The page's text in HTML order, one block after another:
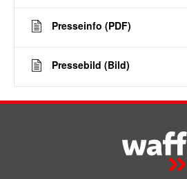
Presseinfo (PDF)
Pressebild (Bild)